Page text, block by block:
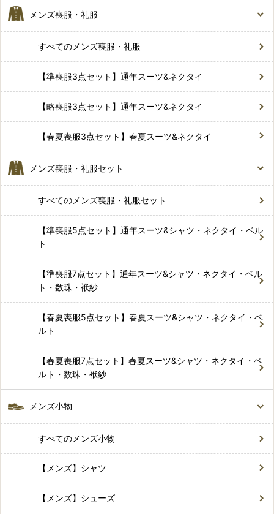
メンズ喪服・礼服
すべてのメンズ喪服・礼服
【準喪服3点セット】通年スーツ&ネクタイ
【略喪服3点セット】通年スーツ&ネクタイ
【春夏喪服3点セット】春夏スーツ&ネクタイ
メンズ喪服・礼服セット
すべてのメンズ喪服・礼服セット
【準喪服5点セット】通年スーツ&シャツ・ネクタイ・ベル
ト
【準喪服7点セット】通年スーツ&シャツ・ネクタイ・ベル
ト・数珠・袱紗
【春夏喪服5点セット】春夏スーツ&シャツ・ネクタイ・ベ
ルト
【春夏喪服7点セット】春夏スーツ&シャツ・ネクタイ・ベ
ルト・数珠・袱紗
メンズ小物
すべてのメンズ小物
【メンズ】シャツ
【メンズ】シューズ